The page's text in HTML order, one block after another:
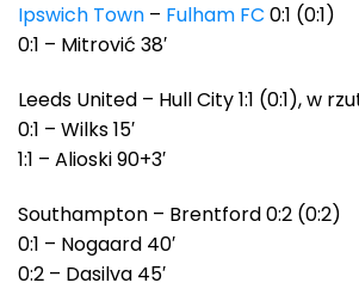
Ipswich Town – Fulham FC 0:1 (0:1)
0:1 – Mitrović 38′
Leeds United – Hull City 1:1 (0:1), w
0:1 – Wilks 15′
1:1 – Alioski 90+3′
Southampton – Brentford 0:2 (0:2)
0:1 – Nogaard 40′
0:2 – Dasilva 45′